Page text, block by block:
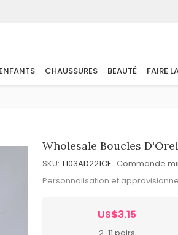
ENFANTS CHAUSSURES BEAUTÉ FAIRE
Wholesale Boucles
SKU: T103AD221CF Commande
Personnalisation et
US$3.15